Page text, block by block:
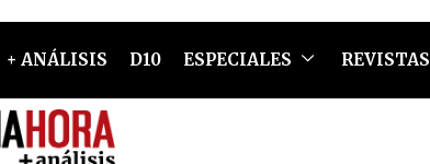
+ ANÁLISIS D10 ESPECIALES REVISTAS